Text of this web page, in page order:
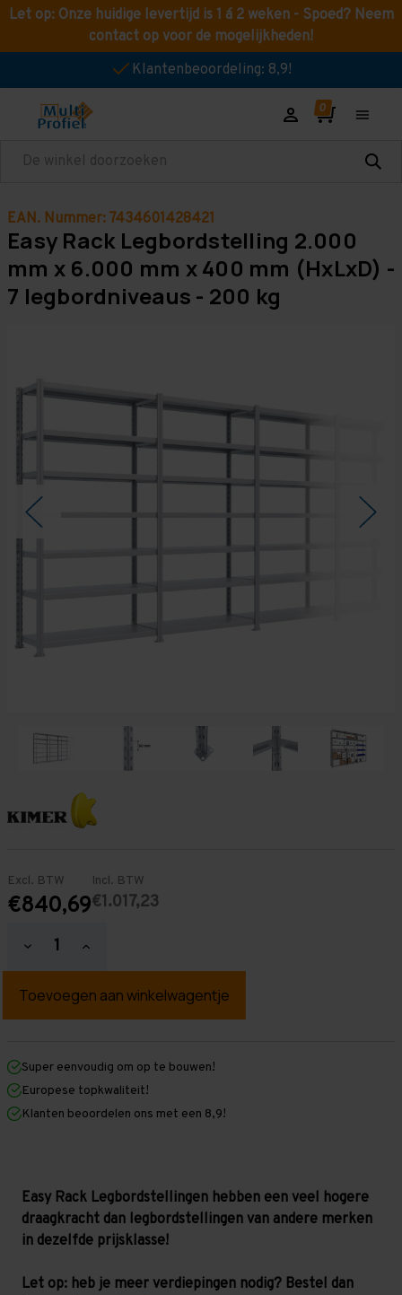
Let op: Onze huidige levertijd is 1 á 2 weken - Spoed? Neem
contact op voor de mogelijkheden!
Klantenbeoordeling: 8,9!
Zoeken
EAN. Nummer: 7434601428421
Easy Rack Legbordstelling 2.000
mm x 6.000 mm x 400 mm (HxLxD) -
7 legbordniveaus - 200 kg
Excl. BTW
€840,69
Incl. BTW
€1.017,23
Hoeveelheid
verlagen
Easy
Legbordstelling
x
6.000
mm
x
legbordniveaus
-
200
kg
Hoeveelheid
verhogen
Easy
Legbordstelling
x
6.000
mm
x
legbordniveaus
-
200
kg
Super eenvoudig om op te bouwen!
Europese topkwaliteit!
Klanten beoordelen ons met een 8,9!
Easy Rack Legbordstellingen hebben een veel hogere
draagkracht dan legbordstellingen van andere merken
in dezelfde prijsklasse!
Let op: heb je meer verdiepingen nodig? Bestel dan